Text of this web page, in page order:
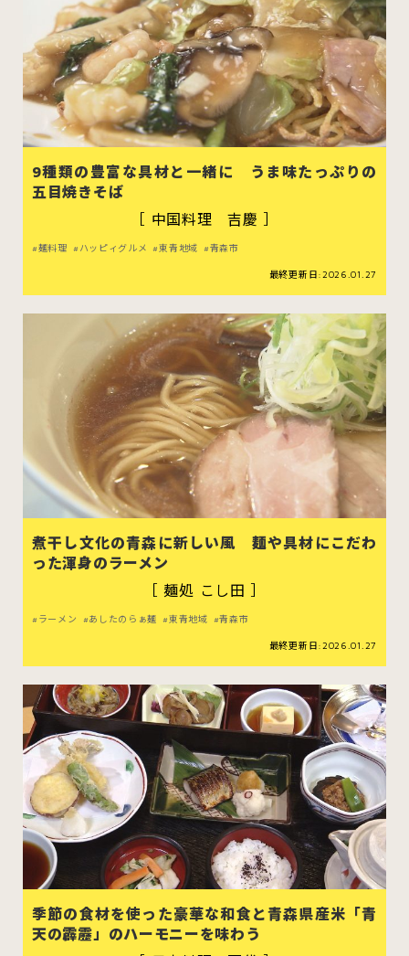
9種類の豊富な具材と一緒に うま味たっぷりの
五目焼きそば
［ 中国料理 吉慶 ］
麺料理 ハッピィグルメ 東青地域 青森市
最終更新日:2026.01.27
煮干し文化の青森に新しい風 麺や具材にこだわ
った渾身のラーメン
［ 麺処 こし田 ］
ラーメン あしたのらぁ麺 東青地域 青森市
最終更新日:2026.01.27
季節の食材を使った豪華な和食と青森県産米「青
天の霹靂」のハーモニーを味わう